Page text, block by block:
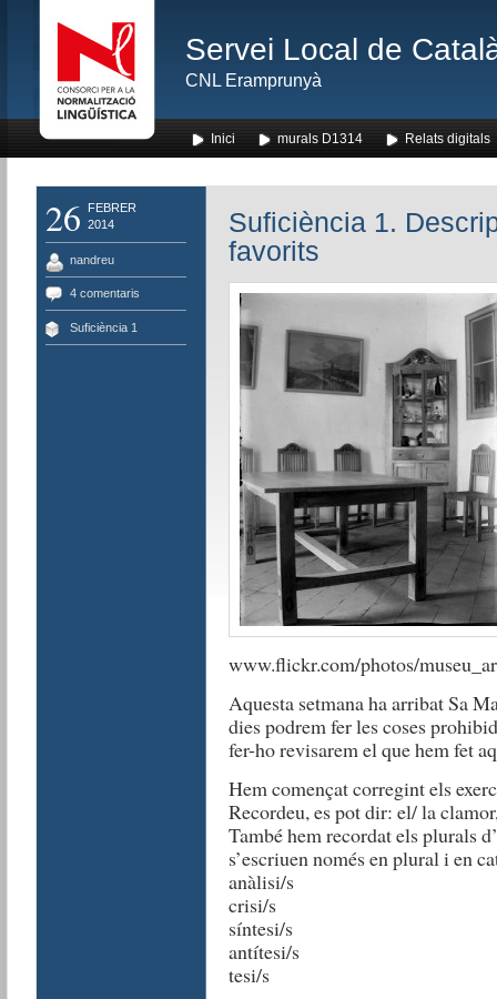
Servei Local de
CNL Eramprunyà
Inici murals D1314 Relats digitals
26
FEBRER
2014
nandreu
4 comentaris
Suficiència 1
Suficiència 1.
favorits
www.flickr.com/photos/
Aquesta setmana ha arribat Sa
dies podrem fer les coses
fer-ho revisarem el que hem fet
Hem començat corregint els
Recordeu, es pot dir: el/ la
També hem recordat els plurals
s’escriuen només en plural i en
anàlisi/s
crisi/s
síntesi/s
antítesi/s
tesi/s